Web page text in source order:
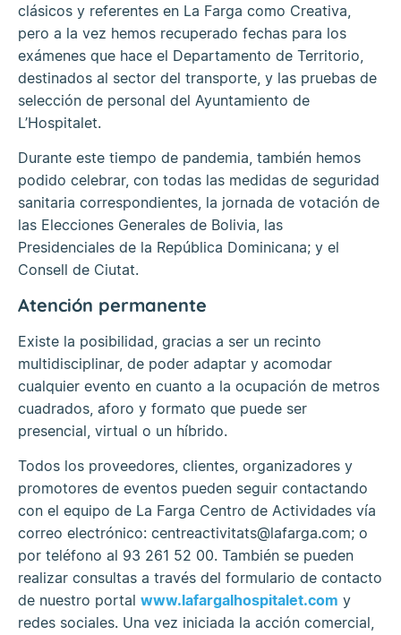
clásicos y referentes en La Farga como Creativa,
pero a la vez hemos recuperado fechas para los
exámenes que hace el Departamento de Territorio,
destinados al sector del transporte, y las pruebas de
selección de personal del Ayuntamiento de
L’Hospitalet.
Durante este tiempo de pandemia, también hemos
podido celebrar, con todas las medidas de seguridad
sanitaria correspondientes, la jornada de votación de
las Elecciones Generales de Bolivia, las
Presidenciales de la República Dominicana; y el
Consell de Ciutat.
Atención permanente
Existe la posibilidad, gracias a ser un recinto
multidisciplinar, de poder adaptar y acomodar
cualquier evento en cuanto a la ocupación de metros
cuadrados, aforo y formato que puede ser
presencial, virtual o un híbrido.
Todos los proveedores, clientes, organizadores y
promotores de eventos pueden seguir contactando
con el equipo de La Farga Centro de Actividades vía
correo electrónico: centreactivitats@lafarga.com; o
por teléfono al 93 261 52 00. También se pueden
realizar consultas a través del formulario de contacto
de nuestro portal www.lafargalhospitalet.com y
redes sociales. Una vez iniciada la acción comercial,